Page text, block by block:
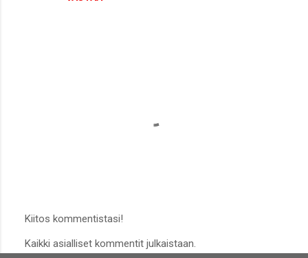
ä
Kiitos kommentistasi!
Kaikki asialliset kommentit julkaistaan.